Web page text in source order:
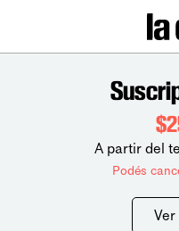
A partir del
Podés